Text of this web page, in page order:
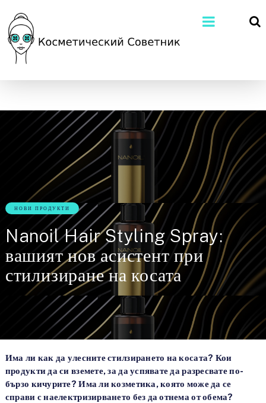
НОВИ ПРОДУКТИ
Nanoil Hair Styling Spray:
вашият нов асистент при
стилизиране на косата
Има ли как да улесните стилзирането на косата? Кои
продукти да си вземете, за да успявате да разресвате по-
бързо кичурите? Има ли козметика, която може да се
справи с наелектризирването без да отнема от обема?